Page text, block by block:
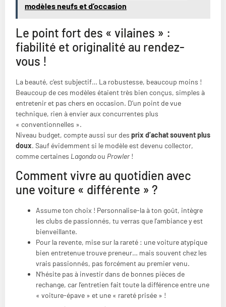
modèles neufs et d’occasion
Le point fort des « vilaines » :
fiabilité et originalité au rendez-
vous !
La beauté, c’est subjectif… La robustesse, beaucoup moins !
Beaucoup de ces modèles étaient très bien conçus, simples à
entretenir et pas chers en occasion. D’un point de vue
technique, rien à envier aux concurrentes plus
« conventionnelles ».
Niveau budget, compte aussi sur des prix d’achat souvent plus
doux. Sauf évidemment si le modèle est devenu collector,
comme certaines Lagonda ou Prowler!
Comment vivre au quotidien avec
une voiture « différente » ?
Assume ton choix ! Personnalise-la à ton goût, intègre
les clubs de passionnés, tu verras que l’ambiance y est
bienveillante.
Pour la revente, mise sur la rareté : une voiture atypique
bien entretenue trouve preneur… mais souvent chez les
vrais passionnés, pas forcément au premier venu.
N’hésite pas à investir dans de bonnes pièces de
rechange, car l’entretien fait toute la différence entre une
« voiture-épave » et une « rareté prisée » !